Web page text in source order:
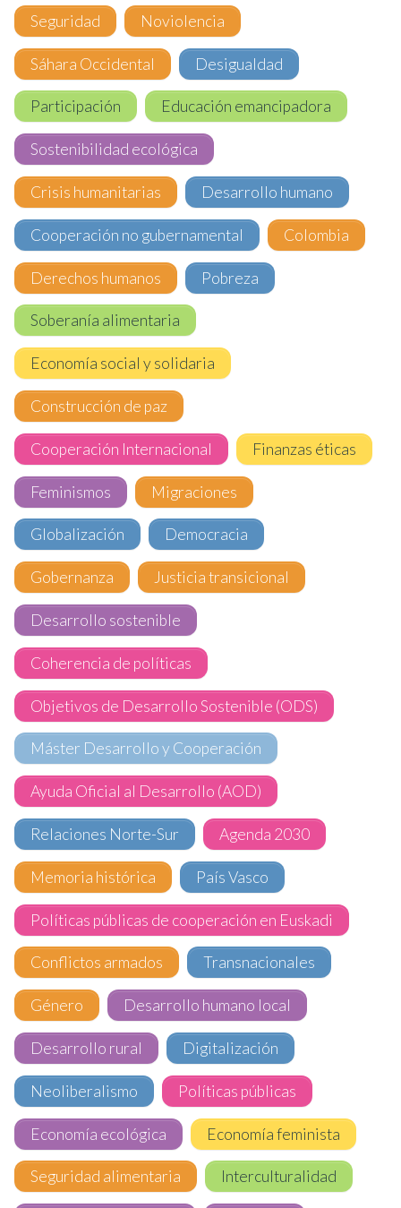
Seguridad Noviolencia
Sáhara Occidental Desigualdad
Participación Educación emancipadora
Sostenibilidad ecológica
Crisis humanitarias Desarrollo humano
Cooperación no gubernamental Colombia
Derechos humanos Pobreza
Soberanía alimentaria
Economía social y solidaria
Construcción de paz
Cooperación Internacional Finanzas éticas
Feminismos Migraciones
Globalización Democracia
Gobernanza Justicia transicional
Desarrollo sostenible
Coherencia de políticas
Objetivos de Desarrollo Sostenible (ODS)
Máster Desarrollo y Cooperación
Ayuda Oficial al Desarrollo (AOD)
Relaciones Norte-Sur Agenda 2030
Memoria histórica País Vasco
Políticas públicas de cooperación en Euskadi
Conflictos armados Transnacionales
Género Desarrollo humano local
Desarrollo rural Digitalización
Neoliberalismo Políticas públicas
Economía ecológica Economía feminista
Seguridad alimentaria Interculturalidad